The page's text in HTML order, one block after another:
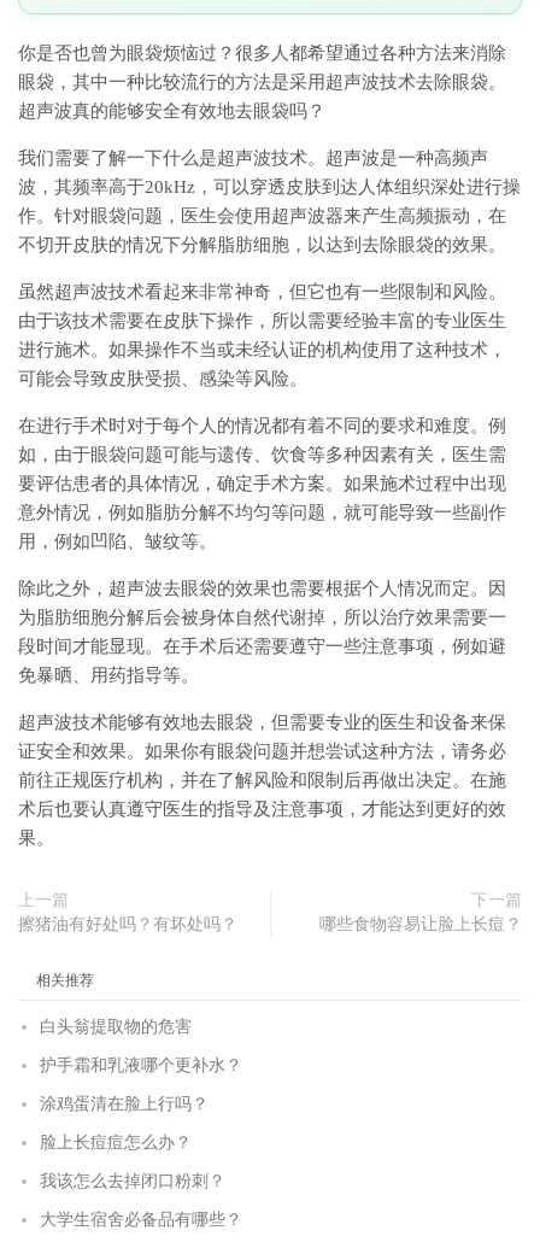
你是否也曾为眼袋烦恼过？很多人都希望通过各种方法来消除
眼袋，其中一种比较流行的方法是采用超声波技术去除眼袋。
超声波真的能够安全有效地去眼袋吗？
我们需要了解一下什么是超声波技术。超声波是一种高频声
波，其频率高于20kHz，可以穿透皮肤到达人体组织深处进行操
作。针对眼袋问题，医生会使用超声波器来产生高频振动，在
不切开皮肤的情况下分解脂肪细胞，以达到去除眼袋的效果。
虽然超声波技术看起来非常神奇，但它也有一些限制和风险。
由于该技术需要在皮肤下操作，所以需要经验丰富的专业医生
进行施术。如果操作不当或未经认证的机构使用了这种技术，
可能会导致皮肤受损、感染等风险。
在进行手术时对于每个人的情况都有着不同的要求和难度。例
如，由于眼袋问题可能与遗传、饮食等多种因素有关，医生需
要评估患者的具体情况，确定手术方案。如果施术过程中出现
意外情况，例如脂肪分解不均匀等问题，就可能导致一些副作
用，例如凹陷、皱纹等。
除此之外，超声波去眼袋的效果也需要根据个人情况而定。因
为脂肪细胞分解后会被身体自然代谢掉，所以治疗效果需要一
段时间才能显现。在手术后还需要遵守一些注意事项，例如避
免暴晒、用药指导等。
超声波技术能够有效地去眼袋，但需要专业的医生和设备来保
证安全和效果。如果你有眼袋问题并想尝试这种方法，请务必
前往正规医疗机构，并在了解风险和限制后再做出决定。在施
术后也要认真遵守医生的指导及注意事项，才能达到更好的效
果。
上一篇
擦猪油有好处吗？有坏处吗？
下一篇
哪些食物容易让脸上长痘？
相关推荐
白头翁提取物的危害
护手霜和乳液哪个更补水？
涂鸡蛋清在脸上行吗？
脸上长痘痘怎么办？
我该怎么去掉闭口粉刺？
大学生宿舍必备品有哪些？